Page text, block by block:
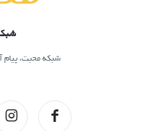
شبکه محبت، پیام